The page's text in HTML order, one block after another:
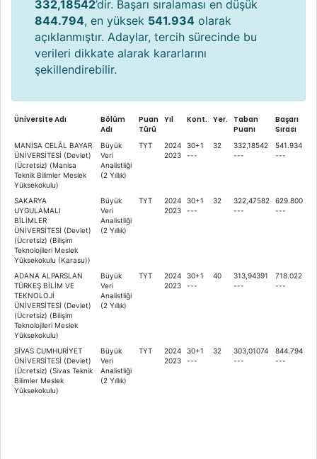
332,18542’dir. Başarı sıralaması en düşük
844.794, en yüksek 541.934 olarak
açıklanmıştır. Adaylar, tercih sürecinde bu
verileri dikkate alarak kararlarını
şekillendirebilir.
Üniversite Adı
Bölüm
Adı
Puan
Türü
Yıl Kont. Yer.
Taban
Puanı
Başarı
Sırası
MANİSA CELÂL BAYAR
ÜNİVERSİTESİ (Devlet)
(Ücretsiz) (Manisa
Teknik Bilimler Meslek
Yüksekokulu)
Büyük
Veri
Analistliği
(2 Yıllık)
TYT
2024
2023
30+1
---
32
332,18542
---
541.934
---
SAKARYA
UYGULAMALI
BİLİMLER
ÜNİVERSİTESİ (Devlet)
(Ücretsiz) (Bilişim
Teknolojileri Meslek
Yüksekokulu (Karasu))
Büyük
Veri
Analistliği
(2 Yıllık)
TYT
2024
2023
30+1
---
32
322,47582
---
629.800
---
ADANA ALPARSLAN
TÜRKEŞ BİLİM VE
TEKNOLOJİ
ÜNİVERSİTESİ (Devlet)
(Ücretsiz) (Bilişim
Teknolojileri Meslek
Yüksekokulu)
Büyük
Veri
Analistliği
(2 Yıllık)
TYT
2024
2023
30+1
---
40
313,94391
---
718.022
---
SİVAS CUMHURİYET
ÜNİVERSİTESİ (Devlet)
(Ücretsiz) (Sivas Teknik
Bilimler Meslek
Yüksekokulu)
Büyük
Veri
Analistliği
(2 Yıllık)
TYT
2024
2023
30+1
---
32
303,01074
---
844.794
---